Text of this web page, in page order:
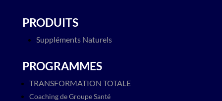
PRODUITS
Suppléments Naturels
PROGRAMMES
TRANSFORMATION TOTALE
Coaching de Groupe Santé